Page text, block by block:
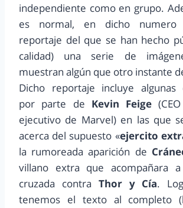
independiente como en grupo.
es normal, en dicho numero
reportaje del que se han hecho
calidad) una serie de
muestran algún que otro instante
Dicho reportaje incluye algunas
por parte de Kevin Feige
ejecutivo de Marvel) en las que
acerca del supuesto «ejercito
la rumoreada aparición de
villano extra que acompañara a
cruzada contra Thor y Cía.
tenemos el texto al completo